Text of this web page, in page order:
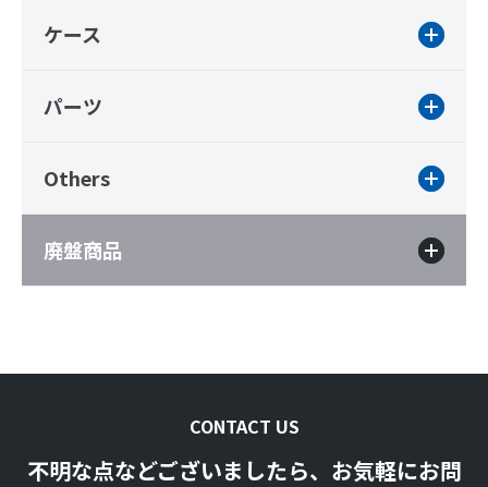
ケース
パーツ
Others
廃盤商品
CONTACT US
不明な点などございましたら、お気軽にお問